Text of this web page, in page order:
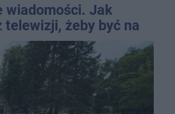
wiadomości. Jak
żeby być na
informacyjnym